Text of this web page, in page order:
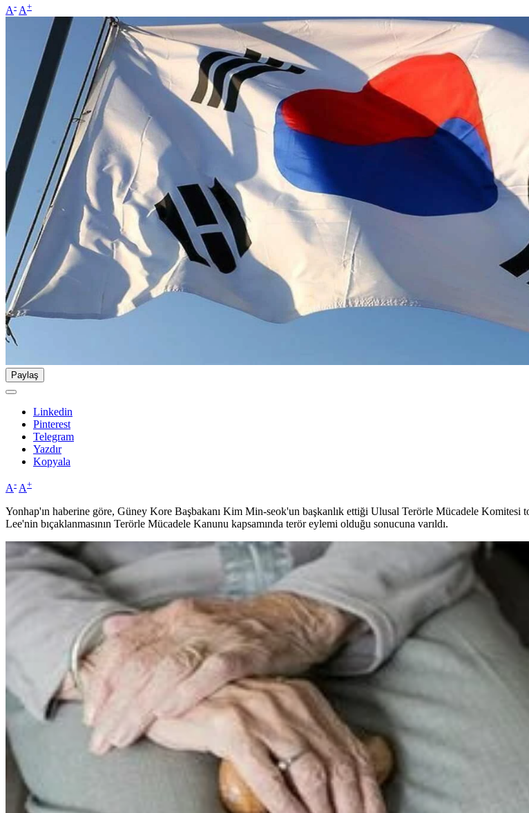
A- A+
Paylaş
Linkedin
Pinterest
Telegram
Yazdır
Kopyala
A- A+
Yonhap'ın haberine göre, Güney Kore Başbakanı Kim Min-seok'un başkanlık ettiği Ulusal Terörle Mücadele Komitesi
Lee'nin bıçaklanmasının Terörle Mücadele Kanunu kapsamında terör eylemi olduğu sonucuna varıldı.